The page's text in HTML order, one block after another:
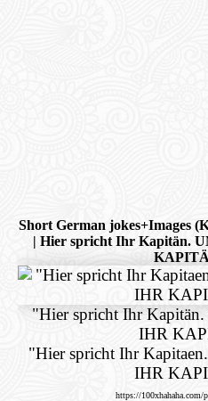
Short German jokes+Images
| Hier spricht Ihr Kapitän.
"Hier spricht Ihr
IHR
"Hier spricht Ihr
IHR
https://100xhahaha.com/